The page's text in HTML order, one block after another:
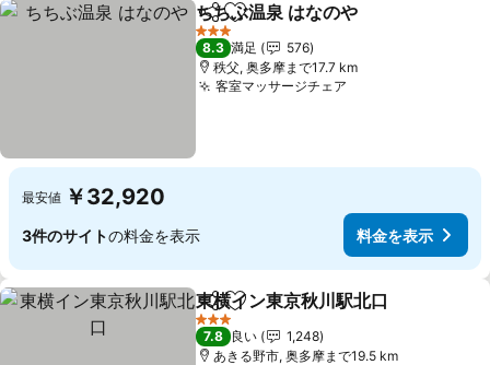
シェアお気に入りに追加
ちちぶ温泉 はなのや
3 ホテルのランク
8.3 満足
576
秩父, 奥多摩まで17.7 km
客室マッサージチェア
最安値 ￥32,920
3件のサイトの料金を表示 料金を表示
シェアお気に入りに追加
東横イン東京秋川駅北口
3 ホテルのランク
7.8 良い
1,248
あきる野市, 奥多摩まで19.5 km